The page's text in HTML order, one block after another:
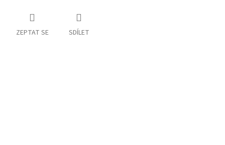
ZEPTAT SE SDÍLET